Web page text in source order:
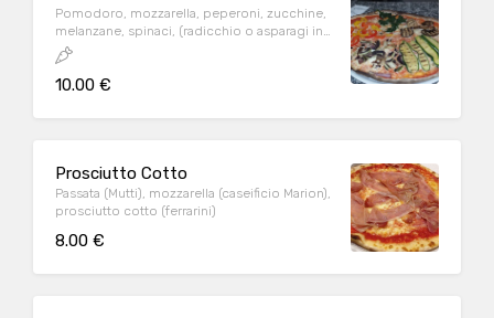
Pomodoro, mozzarella, peperoni, zucchine,
melanzane, spinaci, (radicchio o asparagi in
stagione)
10.00 €
Prosciutto Cotto
Passata (Mutti), mozzarella (caseificio Marion),
prosciutto cotto (ferrarini)
8.00 €